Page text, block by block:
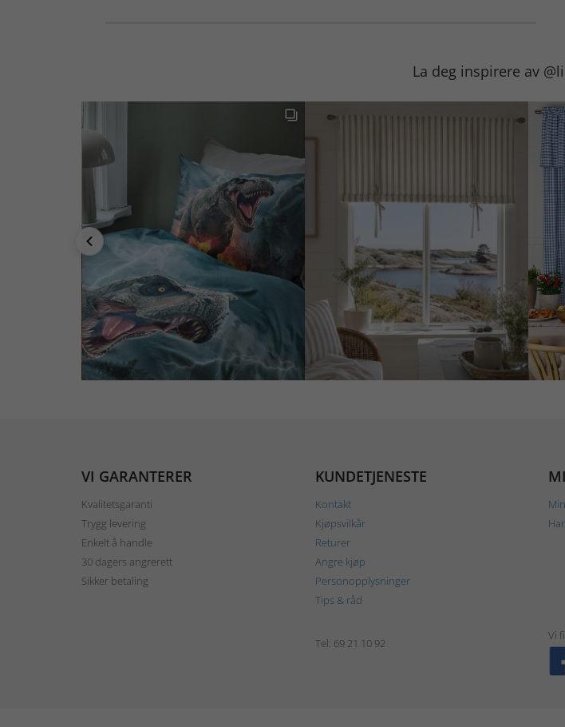
La deg inspirere av
VI GARANTERER
Kvalitetsgaranti
Trygg levering
Enkelt å handle
30 dagers angrerett
Sikker betaling
KUNDETJENESTE
Kontakt
Kjøpsvilkår
Returer
Angre kjøp
Personopplysninger
Tips & råd
Tel: 69 21 10 92
Vi